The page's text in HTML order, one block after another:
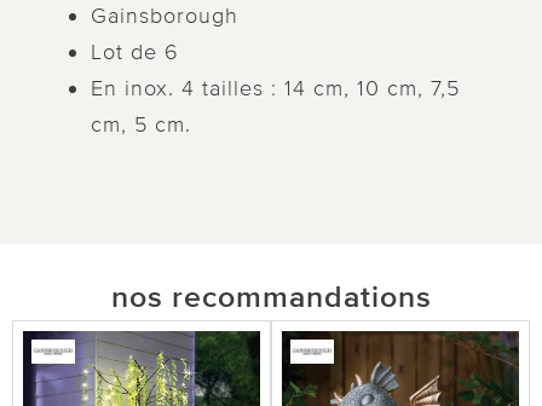
Gainsborough
Lot de 6
En inox. 4 tailles : 14 cm, 10 cm, 7,5
cm, 5 cm.
nos recommandations